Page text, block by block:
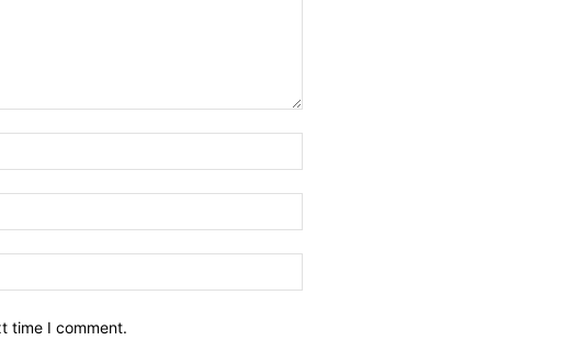
time I comment.